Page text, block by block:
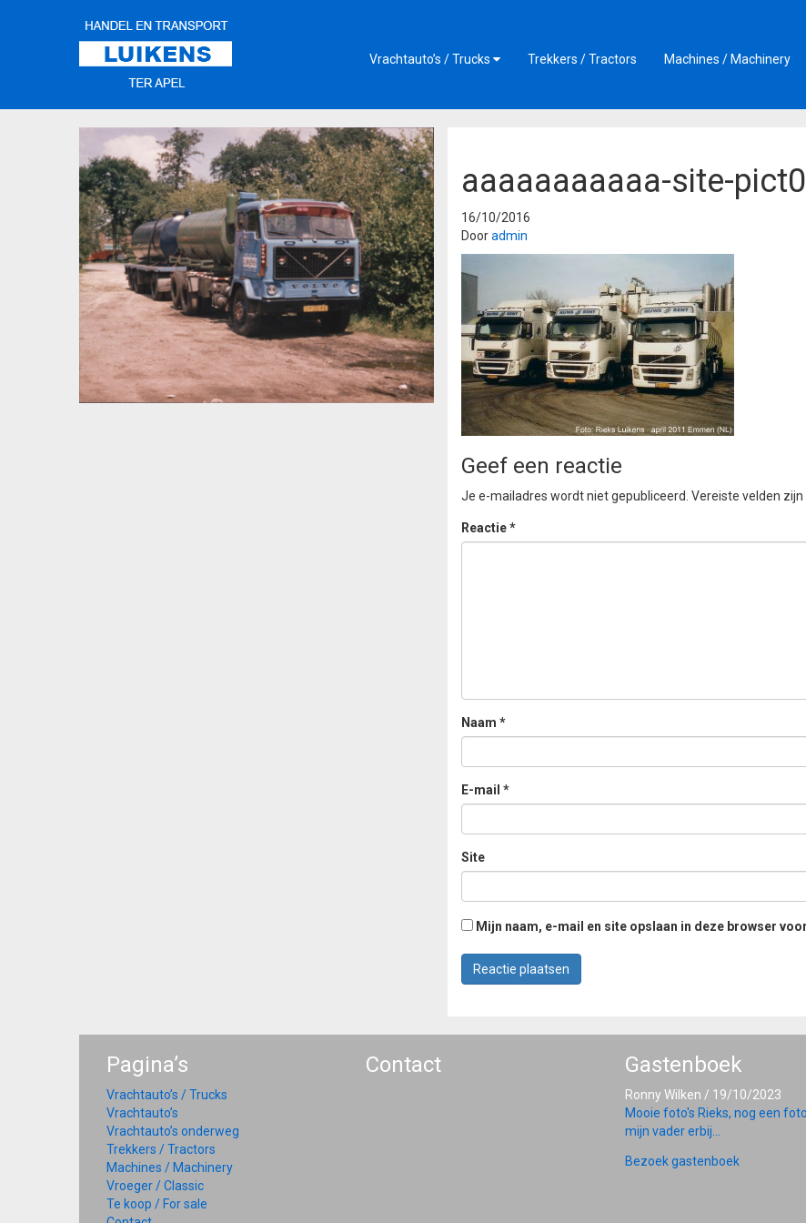
Vrachtauto’s / Trucks Trekkers / Tractors Machines / Machinery
aaaaaaaaaaa-site-
16/10/2016
Dooradmin
Geef een reactie
Je e-mailadres wordt niet gepubliceerd. Vereiste velden
Reactie*
Naam *
E-mail *
Site
Mijn naam, e-mail en site opslaan in deze browser
Pagina’s
Vrachtauto’s / Trucks
Vrachtauto’s
Vrachtauto’s onderweg
Trekkers / Tractors
Machines / Machinery
Vroeger / Classic
Te koop / For sale
Contact Gastenboek
Ronny Wilken / 19/10/2023
Mooie foto's Rieks, nog een
mijn vader erbij...
Bezoek gastenboek